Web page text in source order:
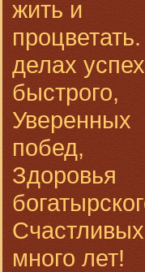
жить и
делах
быстрого,
Уверенных
побед,
Здоровья
Счастливых
много лет!